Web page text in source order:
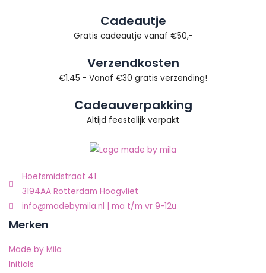
Cadeautje
Gratis cadeautje vanaf €50,-
Verzendkosten
€1.45 - Vanaf €30 gratis verzending!
Cadeauverpakking
Altijd feestelijk verpakt
Hoefsmidstraat 41
3194AA Rotterdam Hoogvliet
info@madebymila.nl | ma t/m vr 9-12u
Merken
Made by Mila
Initials